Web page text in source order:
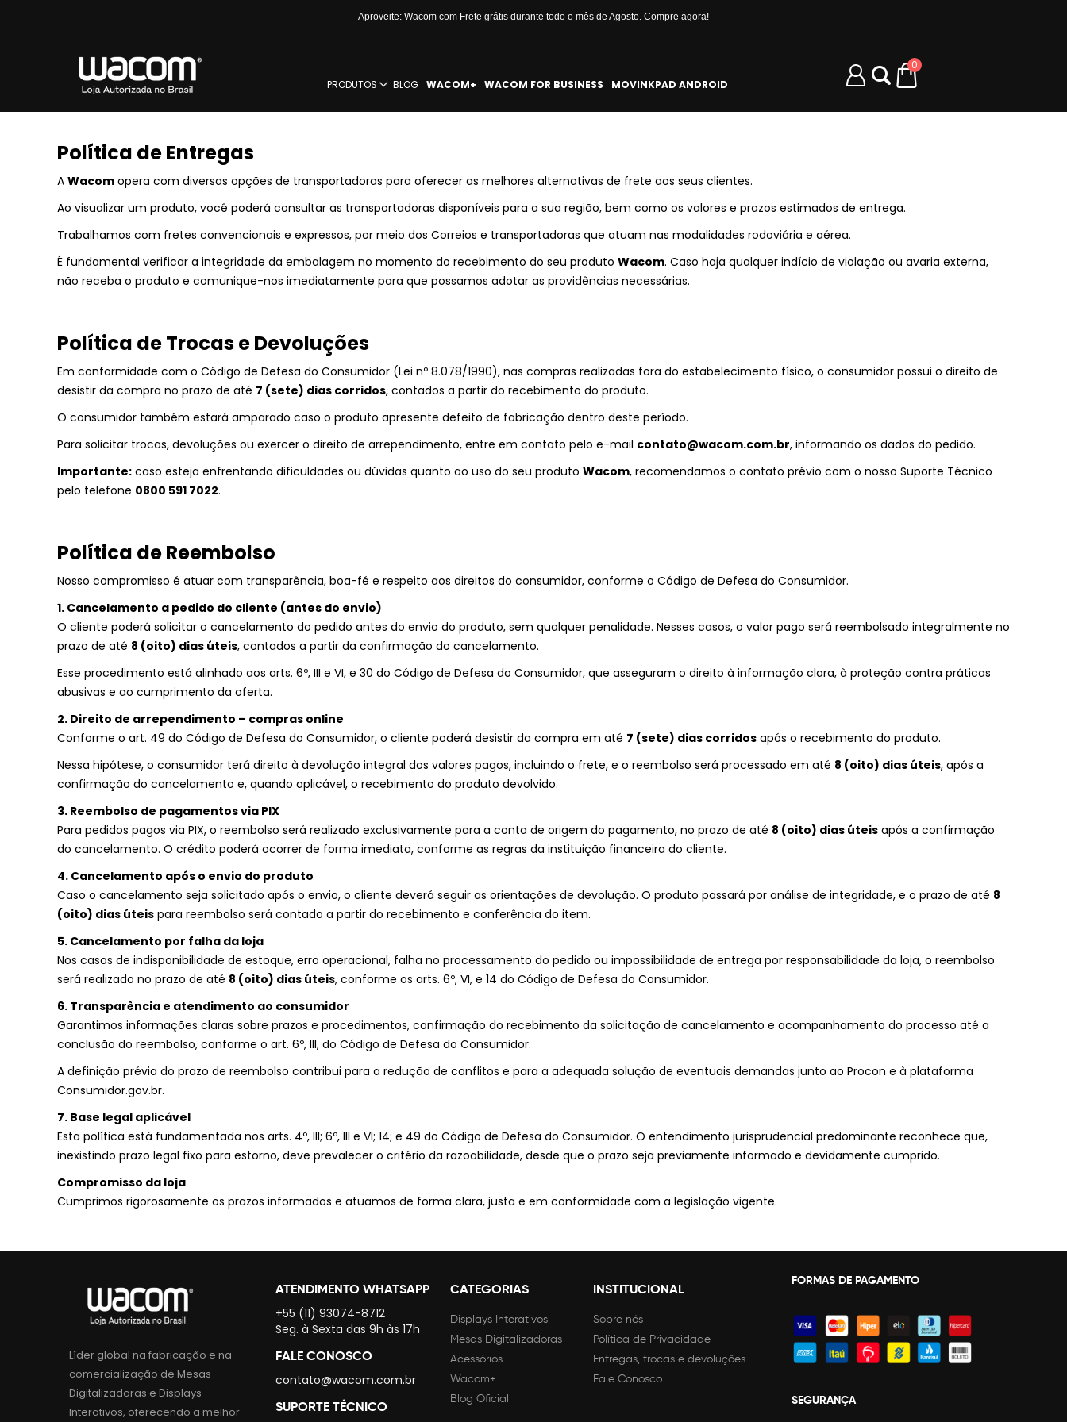
Aproveite: Wacom com Frete grátis durante todo o mês de Agosto. Compre agora!
PRODUTOS BLOG WACOM+ WACOM FOR BUSINESS MOVINKPAD ANDROID
0
Política de Entregas
A Wacom opera com diversas opções de transportadoras para oferecer as melhores alternativas de frete aos seus clientes.
Ao visualizar um produto, você poderá consultar as transportadoras disponíveis para a sua região, bem como os valores e prazos estimados de entrega.
Trabalhamos com fretes convencionais e expressos, por meio dos Correios e transportadoras que atuam nas modalidades rodoviária e aérea.
É fundamental verificar a integridade da embalagem no momento do recebimento do seu produto Wacom. Caso haja qualquer indício de violação ou avaria externa,
não receba o produto e comunique-nos imediatamente para que possamos adotar as providências necessárias.
Política de Trocas e Devoluções
Em conformidade com o Código de Defesa do Consumidor (Lei nº 8.078/1990), nas compras realizadas fora do estabelecimento físico, o consumidor possui o direito de
desistir da compra no prazo de até 7 (sete) dias corridos, contados a partir do recebimento do produto.
O consumidor também estará amparado caso o produto apresente defeito de fabricação dentro deste período.
Para solicitar trocas, devoluções ou exercer o direito de arrependimento, entre em contato pelo e-mail contato@wacom.com.br, informando os dados do pedido.
Importante: caso esteja enfrentando dificuldades ou dúvidas quanto ao uso do seu produto Wacom, recomendamos o contato prévio com o nosso Suporte Técnico
pelo telefone 0800 591 7022.
Política de Reembolso
Nosso compromisso é atuar com transparência, boa-fé e respeito aos direitos do consumidor, conforme o Código de Defesa do Consumidor.
1. Cancelamento a pedido do cliente (antes do envio)
O cliente poderá solicitar o cancelamento do pedido antes do envio do produto, sem qualquer penalidade. Nesses casos, o valor pago será reembolsado integralmente no
prazo de até 8 (oito) dias úteis, contados a partir da confirmação do cancelamento.
Esse procedimento está alinhado aos arts. 6º, III e VI, e 30 do Código de Defesa do Consumidor, que asseguram o direito à informação clara, à proteção contra práticas
abusivas e ao cumprimento da oferta.
2. Direito de arrependimento – compras online
Conforme o art. 49 do Código de Defesa do Consumidor, o cliente poderá desistir da compra em até 7 (sete) dias corridos após o recebimento do produto.
Nessa hipótese, o consumidor terá direito à devolução integral dos valores pagos, incluindo o frete, e o reembolso será processado em até 8 (oito) dias úteis, após a
confirmação do cancelamento e, quando aplicável, o recebimento do produto devolvido.
3. Reembolso de pagamentos via PIX
Para pedidos pagos via PIX, o reembolso será realizado exclusivamente para a conta de origem do pagamento, no prazo de até 8 (oito) dias úteis após a confirmação
do cancelamento. O crédito poderá ocorrer de forma imediata, conforme as regras da instituição financeira do cliente.
4. Cancelamento após o envio do produto
Caso o cancelamento seja solicitado após o envio, o cliente deverá seguir as orientações de devolução. O produto passará por análise de integridade, e o prazo de até 8
(oito) dias úteis para reembolso será contado a partir do recebimento e conferência do item.
5. Cancelamento por falha da loja
Nos casos de indisponibilidade de estoque, erro operacional, falha no processamento do pedido ou impossibilidade de entrega por responsabilidade da loja, o reembolso
será realizado no prazo de até 8 (oito) dias úteis, conforme os arts. 6º, VI, e 14 do Código de Defesa do Consumidor.
6. Transparência e atendimento ao consumidor
Garantimos informações claras sobre prazos e procedimentos, confirmação do recebimento da solicitação de cancelamento e acompanhamento do processo até a
conclusão do reembolso, conforme o art. 6º, III, do Código de Defesa do Consumidor.
A definição prévia do prazo de reembolso contribui para a redução de conflitos e para a adequada solução de eventuais demandas junto ao Procon e à plataforma
Consumidor.gov.br.
7. Base legal aplicável
Esta política está fundamentada nos arts. 4º, III; 6º, III e VI; 14; e 49 do Código de Defesa do Consumidor. O entendimento jurisprudencial predominante reconhece que,
inexistindo prazo legal fixo para estorno, deve prevalecer o critério da razoabilidade, desde que o prazo seja previamente informado e devidamente cumprido.
Compromisso da loja
Cumprimos rigorosamente os prazos informados e atuamos de forma clara, justa e em conformidade com a legislação vigente.
Líder global na fabricação e na
comercialização de Mesas
Digitalizadoras e Displays
Interativos, oferecendo a melhor
ATENDIMENTO WHATSAPP
+55 (11) 93074-8712
Seg. à Sexta das 9h às 17h
FALE CONOSCO
contato@wacom.com.br
SUPORTE TÉCNICO
CATEGORIAS
Displays Interativos
Mesas Digitalizadoras
Acessórios
Wacom+
Blog Oficial
INSTITUCIONAL
Sobre nós
Política de Privacidade
Entregas, trocas e devoluções
Fale Conosco
FORMAS DE PAGAMENTO
SEGURANÇA